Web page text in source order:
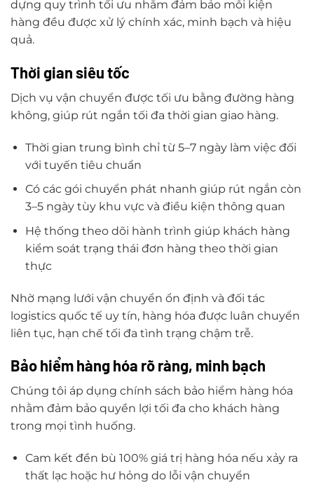
dựng quy trình tối ưu nhằm đảm bảo mỗi kiện
hàng đều được xử lý chính xác, minh bạch và hiệu
quả.
Thời gian siêu tốc
Dịch vụ vận chuyển được tối ưu bằng đường hàng
không, giúp rút ngắn tối đa thời gian giao hàng.
Thời gian trung bình chỉ từ 5–7 ngày làm việc đối
với tuyến tiêu chuẩn
Có các gói chuyển phát nhanh giúp rút ngắn còn
3–5 ngày tùy khu vực và điều kiện thông quan
Hệ thống theo dõi hành trình giúp khách hàng
kiểm soát trạng thái đơn hàng theo thời gian
thực
Nhờ mạng lưới vận chuyển ổn định và đối tác
logistics quốc tế uy tín, hàng hóa được luân chuyển
liên tục, hạn chế tối đa tình trạng chậm trễ.
Bảo hiểm hàng hóa rõ ràng, minh bạch
Chúng tôi áp dụng chính sách bảo hiểm hàng hóa
nhằm đảm bảo quyền lợi tối đa cho khách hàng
trong mọi tình huống.
Cam kết đền bù 100% giá trị hàng hóa nếu xảy ra
thất lạc hoặc hư hỏng do lỗi vận chuyển